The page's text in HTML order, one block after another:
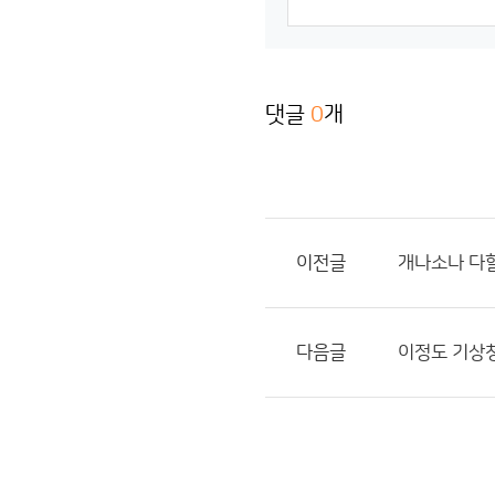
댓글 0개
이전글 개나소나 다
다음글 이정도 기상